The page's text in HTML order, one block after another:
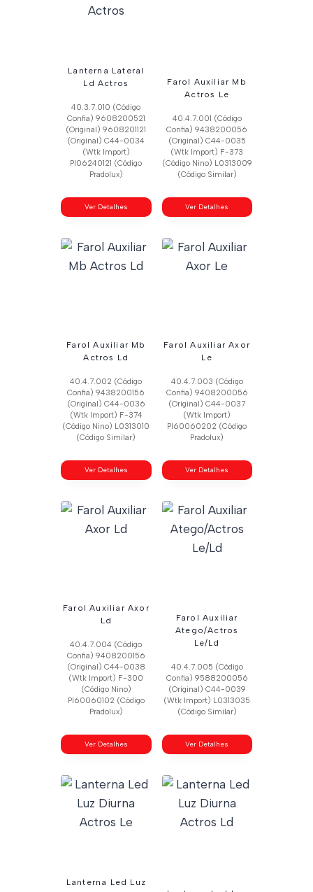
Lanterna Lateral
Ld Actros
40.3.7.010 (Código
Confia) 9608200521
(Original) 9608201121
(Original) C44-0034
(Wtk Import)
Pl06240121 (Código
Pradolux)
Ver Detalhes
Farol Auxiliar Mb
Actros Le
40.4.7.001 (Código
Confia) 9438200056
(Original) C44-0035
(Wtk Import) F-373
(Código Nino) L0313009
(Código Similar)
Ver Detalhes
Farol Auxiliar Mb
Actros Ld
40.4.7.002 (Código
Confia) 9438200156
(Original) C44-0036
(Wtk Import) F-374
(Código Nino) L0313010
(Código Similar)
Ver Detalhes
Farol Auxiliar Axor
Le
40.4.7.003 (Código
Confia) 9408200056
(Original) C44-0037
(Wtk Import)
Pl60060202 (Código
Pradolux)
Ver Detalhes
Farol Auxiliar Axor
Ld
40.4.7.004 (Código
Confia) 9408200156
(Original) C44-0038
(Wtk Import) F-300
(Código Nino)
Pl60060102 (Código
Pradolux)
Ver Detalhes
Farol Auxiliar
Atego/Actros
Le/Ld
40.4.7.005 (Código
Confia) 9588200056
(Original) C44-0039
(Wtk Import) L0313035
(Código Similar)
Ver Detalhes
Lanterna Led Luz